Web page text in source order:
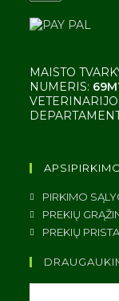
MAISTO
NUMERIS:
PIRKIMO
PREKIŲ
PREKIŲ